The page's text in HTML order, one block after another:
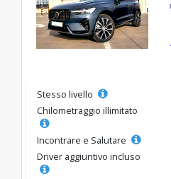
Stesso livello
Chilometraggio illimitato
Incontrare e Salutare
Driver aggiuntivo incluso